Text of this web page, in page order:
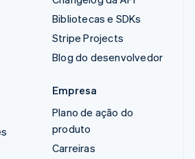
Bibliotecas e SDKs
Stripe Projects
Blog do desenvolvedor
Empresa
Plano de ação do
produto
Carreiras